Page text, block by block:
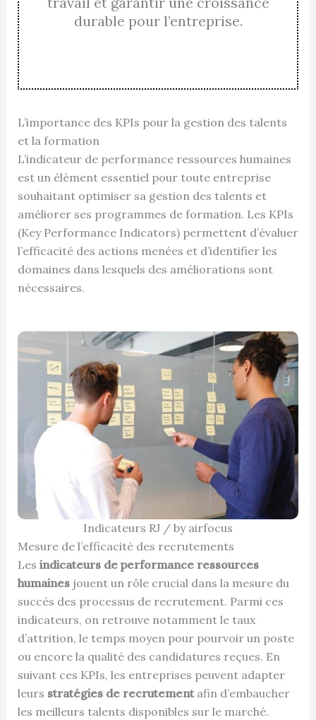
durable pour l’entreprise.
L’importance des KPIs pour la gestion des talents
et la formation
L’indicateur de performance ressources humaines
est un élément essentiel pour toute entreprise
souhaitant optimiser sa gestion des talents et
améliorer ses programmes de formation. Les KPIs
(Key Performance Indicators) permettent d’évaluer
l’efficacité des actions menées et d’identifier les
domaines dans lesquels des améliorations sont
nécessaires.
Indicateurs RJ / by airfocus
Mesure de l’efficacité des recrutements
Les indicateurs de performance ressources
humainesjouent un rôle crucial dans la mesure du
succès des processus de recrutement. Parmi ces
indicateurs, on retrouve notamment le taux
d’attrition, le temps moyen pour pourvoir un poste
ou encore la qualité des candidatures reçues. En
suivant ces KPIs, les entreprises peuvent adapter
leurs stratégies de recrutementafin d’embaucher
les meilleurs talents disponibles sur le marché.